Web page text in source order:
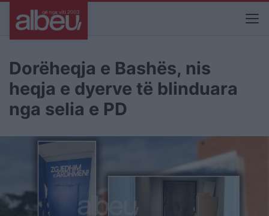
Dorëheqja e Bashës, nis
heqja e dyerve të blinduara
nga selia e PD